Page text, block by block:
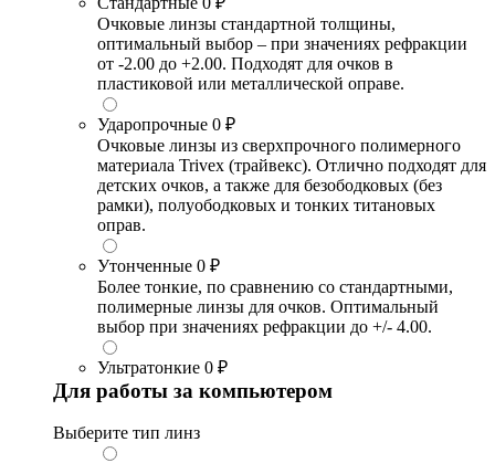
Очковые линзы стандартной толщины,
оптимальный выбор – при значениях рефракции
от -2.00 до +2.00. Подходят для очков в
пластиковой или металлической оправе.
Ударопрочные 0 ₽
Очковые линзы из сверхпрочного полимерного
материала Trivex (трайвекс). Отлично подходят для
детских очков, а также для безободковых (без
рамки), полуободковых и тонких титановых
оправ.
Утонченные 0 ₽
Более тонкие, по сравнению со стандартными,
полимерные линзы для очков. Оптимальный
выбор при значениях рефракции до +/- 4.00.
Ультратонкие 0 ₽
Для работы за компьютером
Выберите тип линз